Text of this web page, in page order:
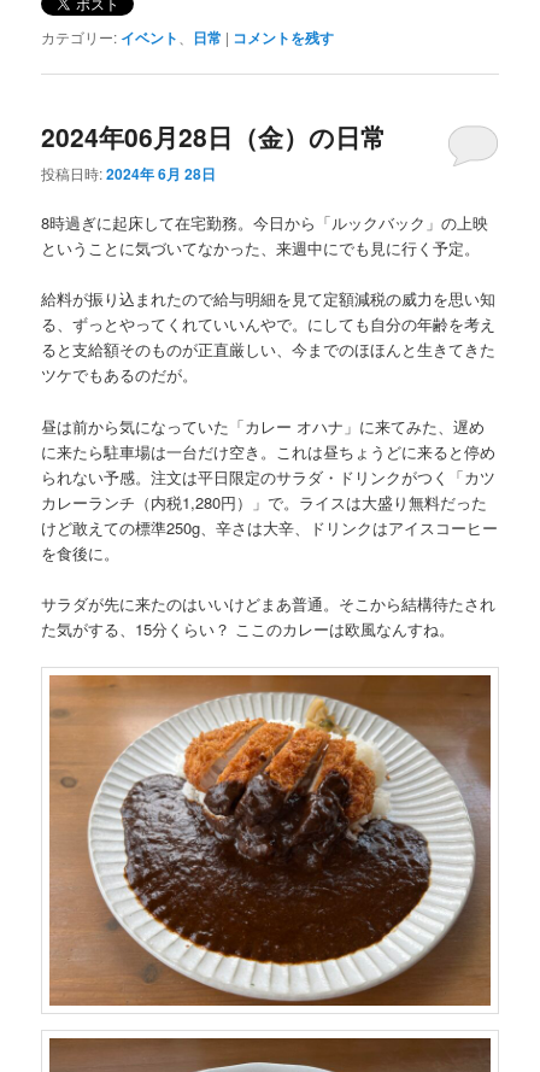
カテゴリー: イベント 日常 | コメントを残す
2024年06月28日（金）の日常
投稿日時:2024年 6月 28日
8時過ぎに起床して在宅勤務。今日から「ルックバック」の上映
ということに気づいてなかった、来週中にでも見に行く予定。
給料が振り込まれたので給与明細を見て定額減税の威力を思い知
る、ずっとやってくれていいんやで。にしても自分の年齢を考え
ると支給額そのものが正直厳しい、今までのほほんと生きてきた
ツケでもあるのだが。
昼は前から気になっていた「カレー オハナ」に来てみた、遅め
に来たら駐車場は一台だけ空き。これは昼ちょうどに来ると停め
られない予感。注文は平日限定のサラダ・ドリンクがつく「カツ
カレーランチ（内税1,280円）」で。ライスは大盛り無料だった
けど敢えての標準250g、辛さは大辛、ドリンクはアイスコーヒー
を食後に。
サラダが先に来たのはいいけどまあ普通。そこから結構待たされ
た気がする、15分くらい？ ここのカレーは欧風なんすね。